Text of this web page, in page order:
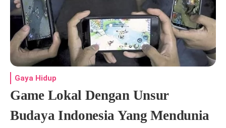
Gaya Hidup
Game Lokal Dengan Unsur
Budaya Indonesia Yang Mendunia